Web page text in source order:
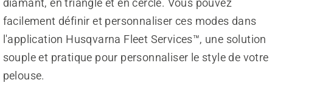
diamant, en triangle et en cercle. Vous pouvez
facilement définir et personnaliser ces modes dans
l'application Husqvarna Fleet Services™, une solution
souple et pratique pour personnaliser le style de votre
pelouse.